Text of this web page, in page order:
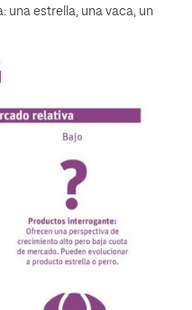
una estrella, una vaca, un